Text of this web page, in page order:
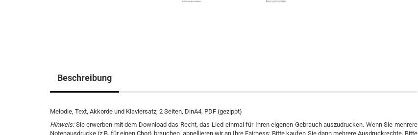
Beschreibung
Melodie, Text, Akkorde und Klaviersatz, 2 Seiten, DinA4, PDF (gezippt)
Hinweis:Sie erwerben mit dem Download das Recht, das Lied einmal für Ihren eigenen Gebrauch auszudrucken. Wenn Sie mehrere
Notenausdrucke (z.B. für einen Chor) brauchen, appellieren wir an Ihre Fairness: Bitte kaufen Sie dann mehrere Ausdruckrechte. Bitte